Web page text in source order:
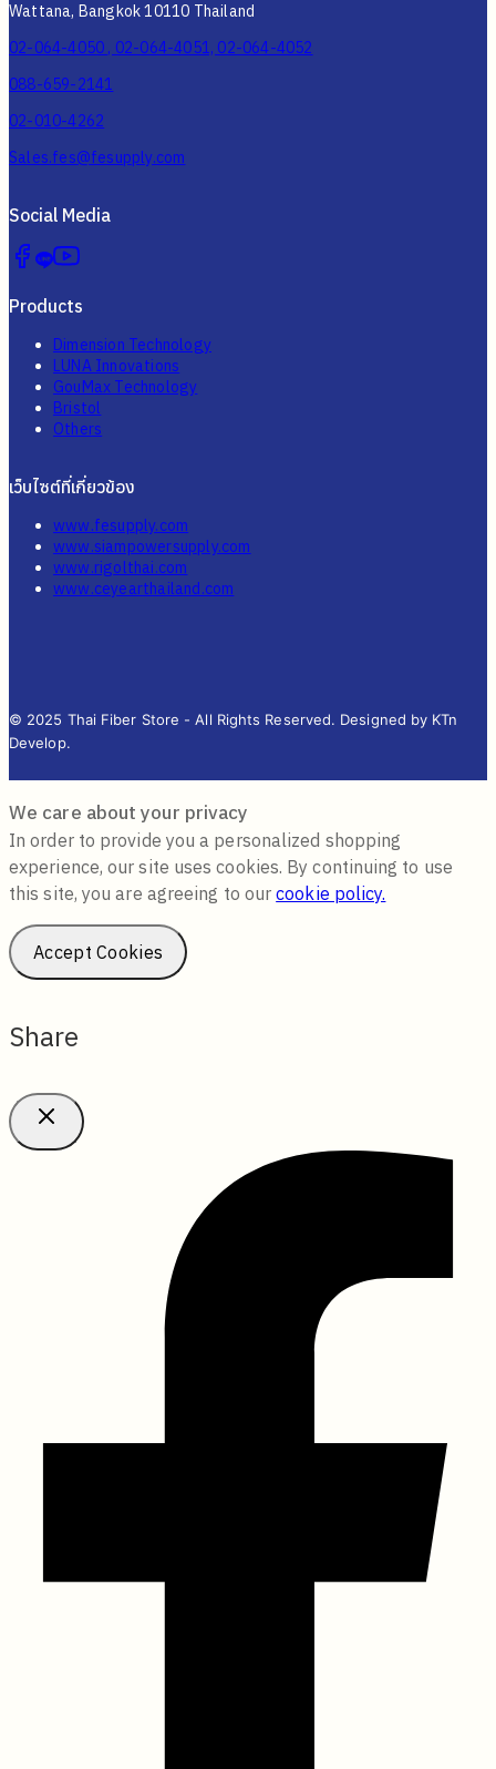
Wattana, Bangkok 10110 Thailand
02-064-4050 , 02-064-4051, 02-064-4052
088-659-2141
02-010-4262
Sales.fes@fesupply.com
Social Media
Products
Dimension Technology
LUNA Innovations
GouMax Technology
Bristol
Others
เว็บไซต์ที่เกี่ยวข้อง
www.fesupply.com
www.siampowersupply.com
www.rigolthai.com
www.ceyearthailand.com
© 2025 Thai Fiber Store - All Rights Reserved. Designed by KTn
Develop.
We care about your privacy
In order to provide you a personalized shopping
experience, our site uses cookies. By continuing to use
this site, you are agreeing to ourcookie policy.
Accept Cookies
Share